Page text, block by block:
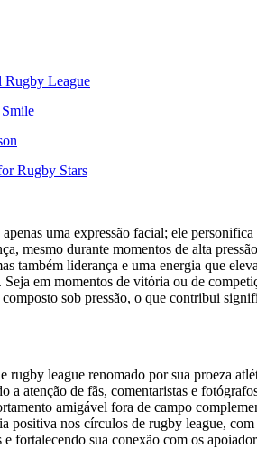
Rugby League
Rugby Stars
uma expressão facial; ele
mesmo durante momentos de alta
também liderança e uma energia que
Seja em momentos de vitória ou de
sob pressão, o que contribui
league renomado por sua proeza
a atenção de fãs, comentaristas e
amigável fora de campo
positiva nos círculos de rugby league,
fortalecendo sua conexão com os